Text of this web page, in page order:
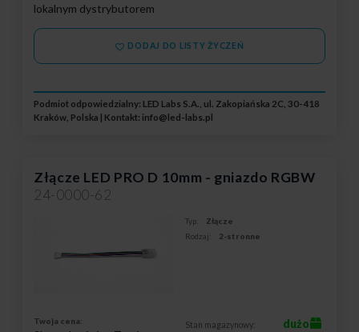
lokalnym dystrybutorem
DODAJ DO LISTY ŻYCZEŃ
Podmiot odpowiedzialny: LED Labs S.A., ul. Zakopiańska 2C, 30-418
Kraków, Polska | Kontakt: info@led-labs.pl
Złącze LED PRO D 10mm - gniazdo RGBW
24-0000-62
Typ:
Złącze
Rodzaj:
2-stronne
Twoja cena: Stan magazynowy: dużo